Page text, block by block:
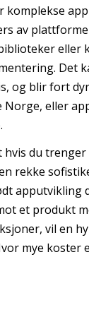
komplekse
av
eller
Det
og blir fort
eller
hvis du trenger
rekke
apputvikling
et produkt
vil en
mye koster